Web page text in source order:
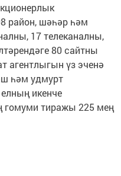
район, шәһәр һәм
17 телеканалны,
80 сайтны
агентлыгын үз эченә
һәм удмурт
икенче
гомуми тиражы 225 мең